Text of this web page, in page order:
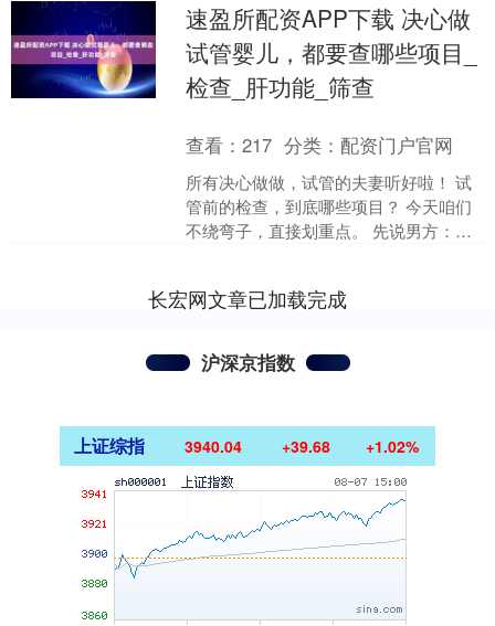
速盈所配资APP下载 决心做
试管婴儿，都要查哪些项目_
检查_肝功能_筛查
查看：217 分类：配资门户官网
所有决心做做，试管的夫妻听好啦！ 试
管前的检查，到底哪些项目？ 今天咱们
不绕弯子，直接划重点。 先说男方：一
长宏网文章已加载完成
沪深京指数
上证综指 3940.04 +39.68 +1.02%